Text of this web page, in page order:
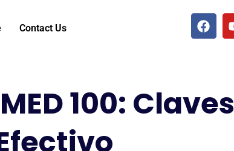
Contact Us
100: Claves